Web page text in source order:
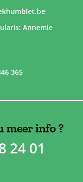
Annemie
365
meer info ?
24 01